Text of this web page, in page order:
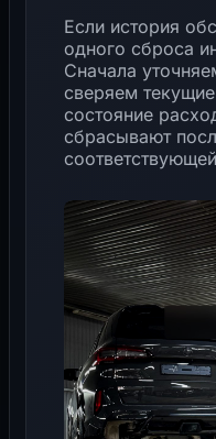
Если история
одного сброса
Сначала
сверяем
состояние
сбрасывают